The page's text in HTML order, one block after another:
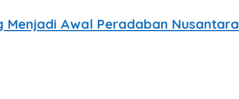
Menjadi Awal Peradaban Nusantara